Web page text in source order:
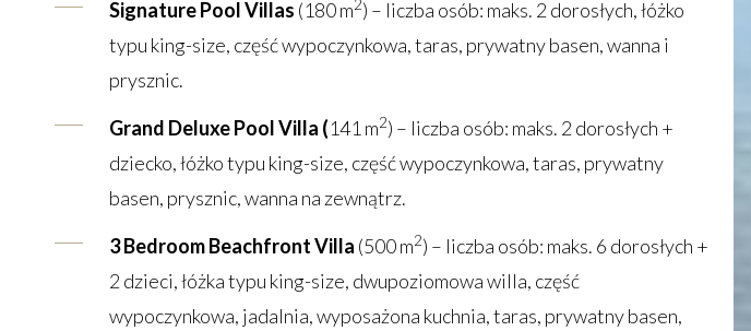
Signature Pool Villas (180 m2) – liczba osób: maks. 2 dorosłych, łóżko
typu king-size, część wypoczynkowa, taras, prywatny basen, wanna i
prysznic.
Grand Deluxe Pool Villa (141 m2) – liczba osób: maks. 2 dorosłych +
dziecko, łóżko typu king-size, część wypoczynkowa, taras, prywatny
basen, prysznic, wanna na zewnątrz.
3 Bedroom Beachfront Villa (500 m2) – liczba osób: maks. 6 dorosłych +
2 dzieci, łóżka typu king-size, dwupoziomowa willa, część
wypoczynkowa, jadalnia, wyposażona kuchnia, taras, prywatny basen,